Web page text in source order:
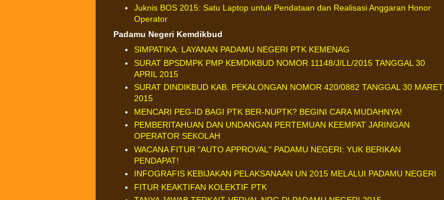
Juknis BOS 2015: Satu Laptop untuk Pendataan dan Realisasi Anggaran Honor
Operator
Padamu Negeri Kemdikbud
SIMPATIKA: LAYANAN PADAMU NEGERI PTK KEMENAG
SURAT BPSDMPK PMP KEMDIKBUD NOMOR 11148/J/LL/2015 TANGGAL 30
APRIL 2015
SURAT DINDIKBUD KAB. PEKALONGAN NOMOR 420/0882 TANGGAL 30 MARET
2015
MENCARI PEG-ID BAGI PTK BER-NUPTK? BEGINI CARA MUDAHNYA!
PEMBERITAHUAN DAN UNDANGAN PERTEMUAN KEEMPAT JARINGAN
OPERATOR SEKOLAH
WACANA FITUR "AUTO APPROVAL" PADAMU NEGERI: YUK BERIKAN
PENDAPAT!
INFOGRAFIS KEBIJAKAN PELAKSANAAN UN 2015 MELALUI PADAMU NEGERI
FITUR KEAKTIFAN KOLEKTIF PTK